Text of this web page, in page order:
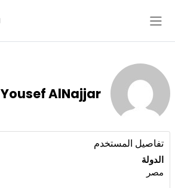
Yousef AlNajjar
الملف الشخصي للمستخدم
الكتل
تفاصيل المستخدم
الدولة
مصر